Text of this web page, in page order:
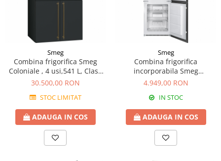
Smeg
Combina frigorifica Smeg
Coloniale , 4 usi,541 L, Clasa
A+, Full No Frost, Antracit
30.500,00 RON
STOC LIMITAT
ADAUGA IN COS
Smeg
Combina frigorifica
incorporabila Smeg
C8173N1F, capacitate 253 l,
4.949,00 RON
IN STOC
ADAUGA IN COS